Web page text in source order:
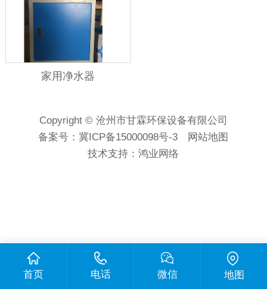
家用净水器
Copyright © 沧州市甘霖环保设备有限公司
备案号：冀ICP备15000098号-3
网站地图
技术支持：鸿业网络
首页 电话 微信 地图